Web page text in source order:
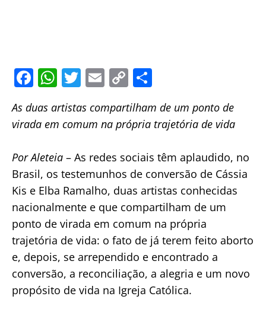
F
c
e
b
o
o
k
W
h
at
s
A
p
p
T
itt
er
E
ai
l
C
o
p
y
Li
n
k
ar
e
As duas artistas compartilham de um ponto de
virada em comum na própria trajetória de vida
Por Aleteia – As redes sociais têm aplaudido, no
Brasil, os testemunhos de conversão de Cássia
Kis e Elba Ramalho, duas artistas conhecidas
nacionalmente e que compartilham de um
ponto de virada em comum na própria
trajetória de vida: o fato de já terem feito aborto
e, depois, se arrependido e encontrado a
conversão, a reconciliação, a alegria e um novo
propósito de vida na Igreja Católica.